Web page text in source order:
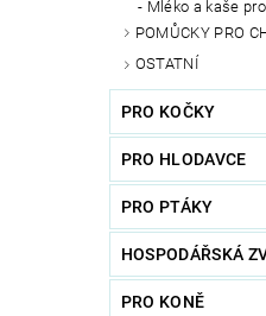
Mléko a kaše
POMŮCKY PRO
OSTATNÍ
PRO KOČKY
PRO HLODAVCE
PRO PTÁKY
HOSPODÁŘSKÁ
PRO KONĚ